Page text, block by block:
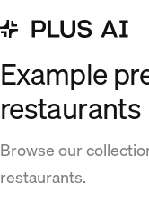
Example
restaurants
Browse our
restaurants.